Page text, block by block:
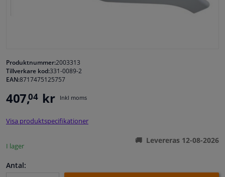
Bilvård & Tillbehör
Verkstad & Verktyg
Husbil, motorcykel, cykel & båt
Sensorer & Elsystem
Produktnummer:2003313
Tillverkare kod:331-0089-2
EAN:8717475125757
407,04 kr Inkl moms
Visa produktspecifikationer
I lager
Levereras 12-08-2026
Antal: